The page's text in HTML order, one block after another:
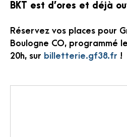
BKT est d’ores et déjà
Réservez vos places pour
Boulogne CO, programmé
20h, sur billetterie.gf38.fr !